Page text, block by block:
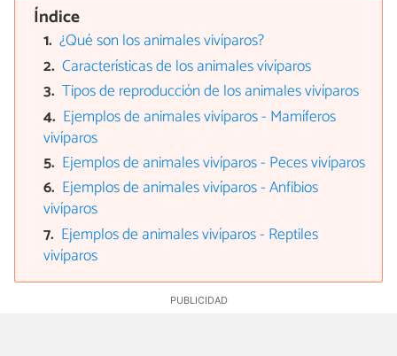
Índice
¿Qué son los animales vivíparos?
Características de los animales vivíparos
Tipos de reproducción de los animales vivíparos
Ejemplos de animales vivíparos - Mamíferos
vivíparos
Ejemplos de animales vivíparos - Peces vivíparos
Ejemplos de animales vivíparos - Anfibios
vivíparos
Ejemplos de animales vivíparos - Reptiles
vivíparos